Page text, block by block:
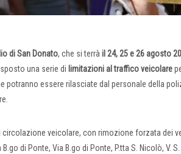
di San Donato, che si terrà il 24, 25 e 26 agosto
una serie di limitazioni al traffico veicolare
potranno essere rilasciate dal personale della
veicolare, con rimozione forzata dei
B.go di Ponte, Via B.go di Ponte, P.tta S. Nicolò,